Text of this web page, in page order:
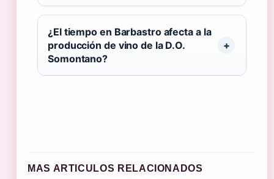
¿El tiempo en Barbastro afecta a la
producción de vino de la D.O.
Somontano?
MAS ARTICULOS RELACIONADOS